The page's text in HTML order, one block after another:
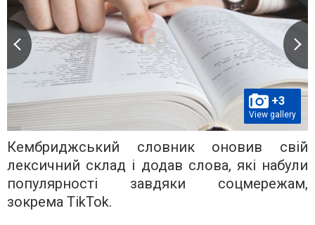
+3
View gallery
Кембриджський словник оновив свій
лексичний склад і додав слова, які набули
популярності завдяки соцмережам,
зокрема TikTok.